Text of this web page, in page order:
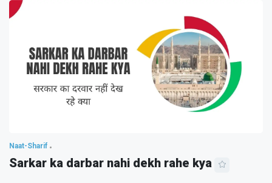
Naat-Sharif
Sarkar ka darbar nahi dekh rahe kya